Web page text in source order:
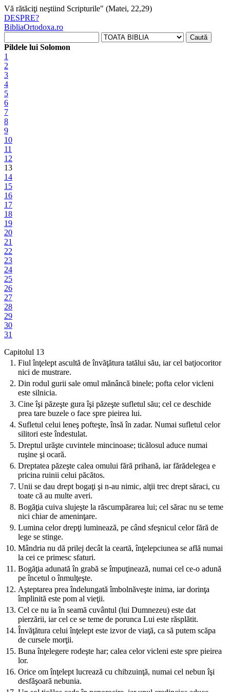
Vă rătăciţi neştiind Scripturile" (Matei, 22,29)
DESPRE?
BibliaOrtodoxa.ro
Pildele lui Solomon
1
2
3
4
5
6
7
8
9
10
11
12
13
14
15
16
17
18
19
20
21
22
23
24
25
26
27
28
29
30
31
Capitolul 13
1. Fiul înţelept ascultă de învăţătura tatălui său, iar cel batjocoritor
nici de mustrare.
2. Din rodul gurii sale omul mănâncă binele; pofta celor vicleni
este silnicia.
3. Cine îşi păzeşte gura îşi păzeşte sufletul său; cel ce deschide
prea tare buzele o face spre pieirea lui.
4. Sufletul celui leneş pofteşte, însă în zadar. Numai sufletul celor
silitori este îndestulat.
5. Dreptul urăşte cuvintele mincinoase; ticălosul aduce numai
ruşine şi ocară.
6. Dreptatea păzeşte calea omului fără prihană, iar fărădelegea e
pricina ruinii celui păcătos.
7. Unii se dau drept bogaţi şi n-au nimic, alţii trec drept săraci, cu
toate că au multe averi.
8. Bogăţia cuiva slujeşte la răscumpărarea lui; cel sărac nu se teme
nici chiar de ameninţare.
9. Lumina celor drepţi luminează, pe când sfeşnicul celor fără de
lege se stinge.
10. Mândria nu dă prilej decât la ceartă, înţelepciunea se află numai
la cei ce primesc sfaturi.
11. Bogăţia adunată în grabă se împuţinează, numai cel ce-o adună
pe încetul o înmulţeşte.
12. Aşteptarea prea îndelungată îmbolnăveşte inima, iar dorinţa
împlinită este pom al vieţii.
13. Cel ce nu ia în seamă cuvântul (lui Dumnezeu) este dat
pierzării, iar cel ce se teme de porunca Lui este răsplătit.
14. Învăţătura celui înţelept este izvor de viaţă, ca să putem scăpa
de cursele morţii.
15. Buna înţelegere rodeşte har; calea celor vicleni este spre pieirea
lor.
16. Orice om înţelept lucrează cu chibzuinţă, numai cel nebun îşi
desfăşoară nebunia.